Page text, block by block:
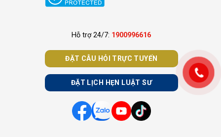
Hỗ trợ 24/7: 1900996616
ĐẶT CÂU HỎI TRỰC TUYẾN
ĐẶT LỊCH HẸN LUẬT SƯ